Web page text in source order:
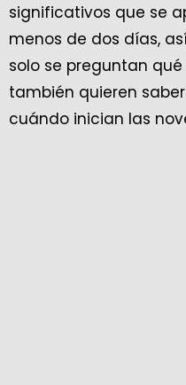
significativos que se
menos de dos días,
solo se preguntan
también quieren
cuándo inician las